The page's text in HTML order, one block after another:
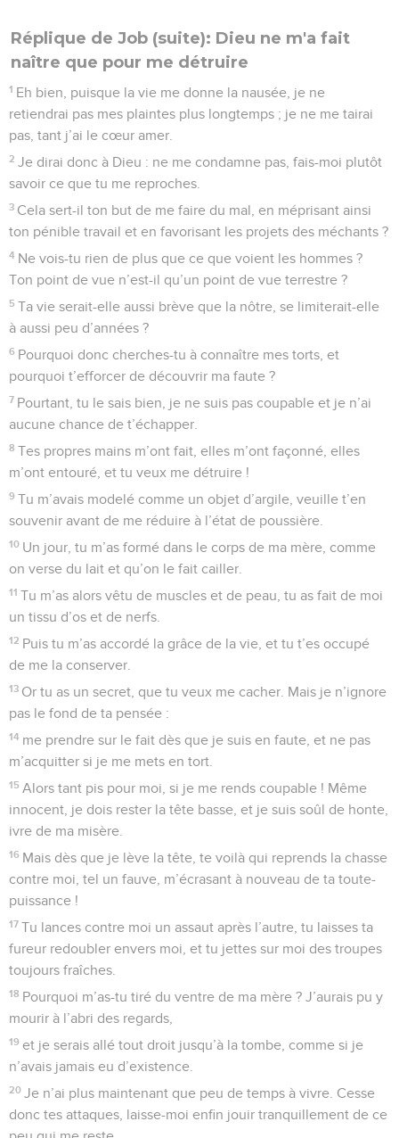
Réplique de Job (suite): Dieu ne m'a fait
naître que pour me détruire
1 Eh bien, puisque la vie me donne la nausée, je ne
retiendrai pas mes plaintes plus longtemps ; je ne me tairai
pas, tant j’ai le cœur amer.
2 Je dirai donc à Dieu : ne me condamne pas, fais-moi plutôt
savoir ce que tu me reproches.
3 Cela sert-il ton but de me faire du mal, en méprisant ainsi
ton pénible travail et en favorisant les projets des méchants ?
4 Ne vois-tu rien de plus que ce que voient les hommes ?
Ton point de vue n’est-il qu’un point de vue terrestre ?
5 Ta vie serait-elle aussi brève que la nôtre, se limiterait-elle
à aussi peu d’années ?
6 Pourquoi donc cherches-tu à connaître mes torts, et
pourquoi t’efforcer de découvrir ma faute ?
7 Pourtant, tu le sais bien, je ne suis pas coupable et je n’ai
aucune chance de t’échapper.
8 Tes propres mains m’ont fait, elles m’ont façonné, elles
m’ont entouré, et tu veux me détruire !
9 Tu m’avais modelé comme un objet d’argile, veuille t’en
souvenir avant de me réduire à l’état de poussière.
10 Un jour, tu m’as formé dans le corps de ma mère, comme
on verse du lait et qu’on le fait cailler.
11 Tu m’as alors vêtu de muscles et de peau, tu as fait de moi
un tissu d’os et de nerfs.
12 Puis tu m’as accordé la grâce de la vie, et tu t’es occupé
de me la conserver.
13 Or tu as un secret, que tu veux me cacher. Mais je n’ignore
pas le fond de ta pensée :
14 me prendre sur le fait dès que je suis en faute, et ne pas
m’acquitter si je me mets en tort.
15 Alors tant pis pour moi, si je me rends coupable ! Même
innocent, je dois rester la tête basse, et je suis soûl de honte,
ivre de ma misère.
16 Mais dès que je lève la tête, te voilà qui reprends la chasse
contre moi, tel un fauve, m’écrasant à nouveau de ta toute-
puissance !
17 Tu lances contre moi un assaut après l’autre, tu laisses ta
fureur redoubler envers moi, et tu jettes sur moi des troupes
toujours fraîches.
18 Pourquoi m’as-tu tiré du ventre de ma mère ? J’aurais pu y
mourir à l’abri des regards,
19 et je serais allé tout droit jusqu’à la tombe, comme si je
n’avais jamais eu d’existence.
20 Je n’ai plus maintenant que peu de temps à vivre. Cesse
donc tes attaques, laisse-moi enfin jouir tranquillement de ce